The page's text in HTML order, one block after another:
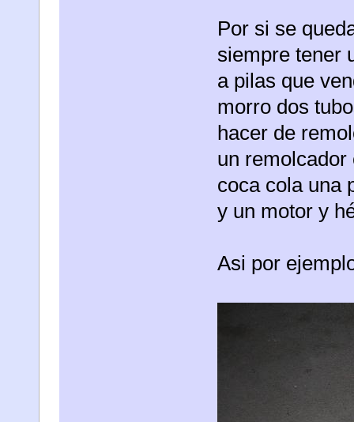
Por si se
siempre tener
a pilas que
morro dos
hacer de
un remolcador
coca cola una
y un motor y
Asi por